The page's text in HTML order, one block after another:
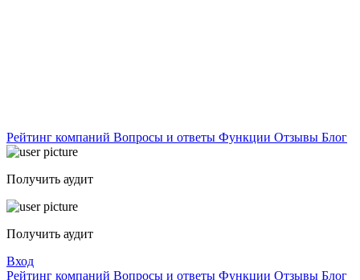
Рейтинг компаний Вопросы и ответы Функции Отзывы Блог
Получить аудит
Получить аудит
Вход
Рейтинг компаний Вопросы и ответы Функции Отзывы Блог